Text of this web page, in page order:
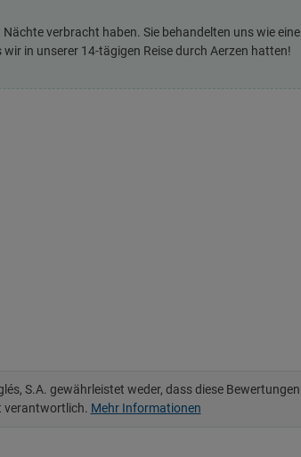
verbracht haben. Sie behandelten uns wie eine
in unserer 14-tägigen Reise durch Aerzen hatten!
S.A. gewährleistet weder, dass diese Bewertungen
verantwortlich. Mehr Informationen